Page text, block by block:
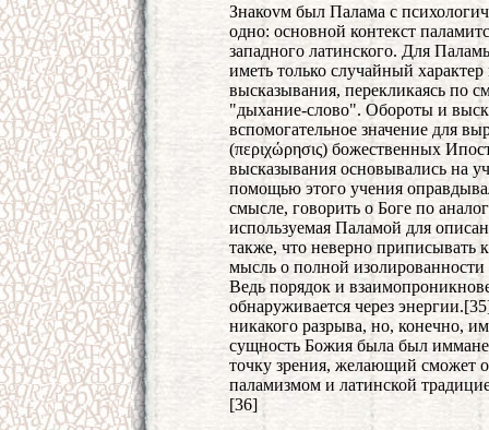
Знакоvм был Палама с
одно: основной контекст
западного латинского. Для
иметь только случайный
высказывания, перекликаясь по
"дыхание-слово". Обороты и
вспомогательное значение для
(περιχώρησις) божественных
высказывания основывались на
помощью этого учения
смысле, говорить о Боге по
используемая Паламой для
также, что неверно
мысль о полной
Ведь порядок и
обнаруживается через
никакого разрыва, но, конечно,
сущность Божия была был
точку зрения, желающий сможет
паламизмом и латинской
[36]